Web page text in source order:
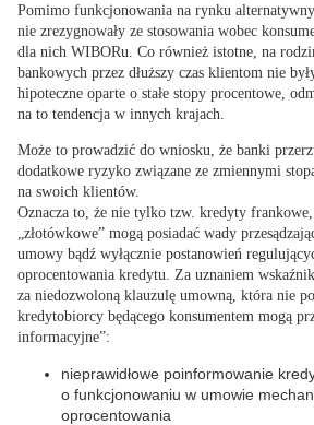
Pomimo funkcjonowania na rynku
nie zrezygnowały ze stosowania wobec
dla nich WIBORu . Co również istotne, na
bankowych przez dłuższy czas klientom nie
hipoteczne oparte o stałe stopy procentowe ,
na to tendencja w innych krajach.
Może to prowadzić do wniosku, że banki
dodatkowe ryzyko związane ze zmiennymi
na swoich klientów.
Oznacza to, że nie tylko tzw. kredyty
„złotówkowe” mogą posiadać wady
umowy bądź wyłącznie postanowień
oprocentowania kredytu. Za uznaniem
za niedozwoloną klauzulę umowną, która nie
kredytobiorcy będącego konsumentem mogą
informacyjne”:
nieprawidłowe poinformowanie
o funkcjonowaniu w umowie
oprocentowania